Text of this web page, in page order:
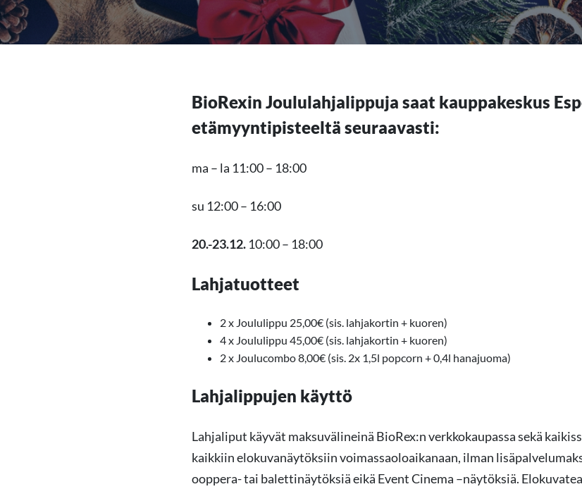
BioRexin Joululahjalippuja saat kauppakeskus
etämyyntipisteeltä seuraavasti:
ma – la 11:00 – 18:00
su 12:00 – 16:00
20.-23.12. 10:00 – 18:00
Lahjatuotteet
2 x Joululippu 25,00€ (sis. lahjakortin + kuoren)
4 x Joululippu 45,00€ (sis. lahjakortin + kuoren)
2 x Joulucombo 8,00€ (sis. 2x 1,5l popcorn + 0,4l hanajuoma)
Lahjalippujen käyttö
Lahjaliput käyvät maksuvälineinä BioRex:n verkkokaupassa sekä
kaikkiin elokuvanäytöksiin voimassaoloaikanaan, ilman
ooppera- tai balettinäytöksiä eikä Event Cinema –näytöksiä.